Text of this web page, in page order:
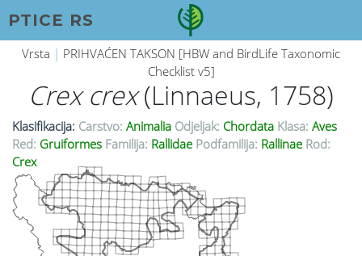
PTICE RS
Vrsta | PRIHVAĆEN TAKSON [HBW and BirdLife Taxonomic
Checklist v5]
Crex crex(Linnaeus, 1758)
Klasifikacija: Carstvo: Animalia Odjeljak: Chordata Klasa: Aves
Red: Gruiformes Familija: Rallidae Podfamilija: Rallinae Rod:
Crex